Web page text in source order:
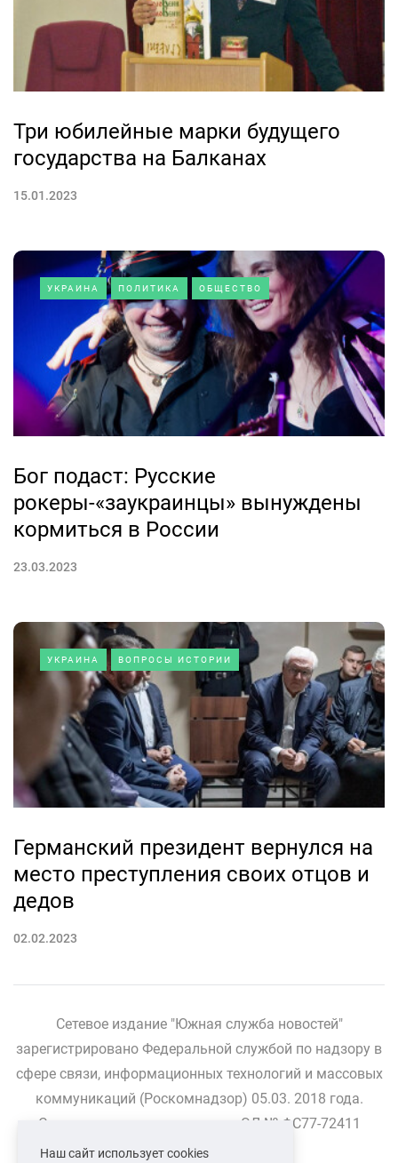
Три юбилейные марки будущего
государства на Балканах
15.01.2023
УКРАИНА ПОЛИТИКА ОБЩЕСТВО
Бог подаст: Русские
рокеры-«заукраинцы» вынуждены
кормиться в России
23.03.2023
УКРАИНА ВОПРОСЫ ИСТОРИИ
Германский президент вернулся на
место преступления своих отцов и
дедов
02.02.2023
Сетевое издание "Южная служба новостей"
зарегистрировано Федеральной службой по надзору в
сфере связи, информационных технологий и массовых
коммуникаций (Роскомнадзор) 05.03. 2018 года.
Свидетельство о регистрации ЭЛ № ФС77-72411
Наш сайт использует cookies